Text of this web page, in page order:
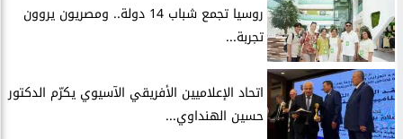
روسيا تجمع شباب 14 دولة.. ومصريون يروون
تجربة...
اتحاد الإعلاميين الأفريقي الآسيوي يكرّم الدكتور
حسين الهنداوي...